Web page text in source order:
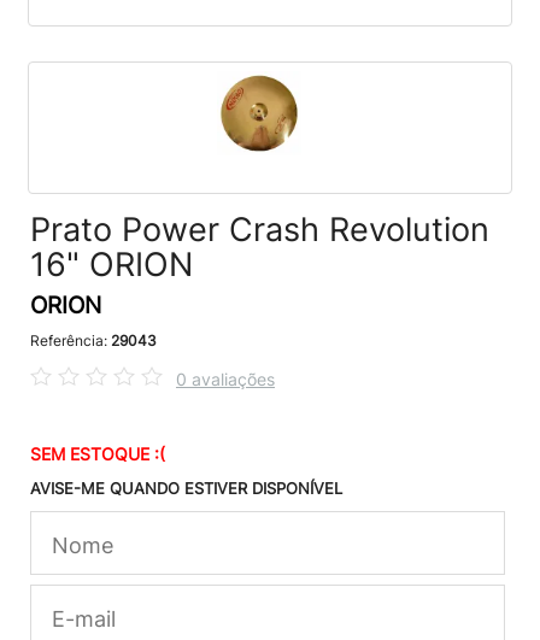
Prato Power Crash Revolution
16" ORION
ORION
Referência: 29043
0 avaliações
SEM ESTOQUE :(
AVISE-ME QUANDO ESTIVER DISPONÍVEL